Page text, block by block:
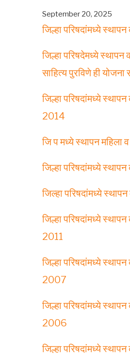
September 20, 2025
जिल्हा परिषदांमध्ये
जिल्हा परिषदेमध्ये
साहित्य पुरविणे ही
जिल्हा परिषदांमध्ये
2014
जि प मध्ये स्थापन महिला
जिल्हा परिषदांमध्ये
जिल्‍हा परिषदांमध्‍ये
जिल्हा परिषदांमध्ये
2011
जिल्हा परिषदांमध्ये
2007
जिल्हा परिषदांमध्ये
2006
जिल्हा परिषदांमध्ये